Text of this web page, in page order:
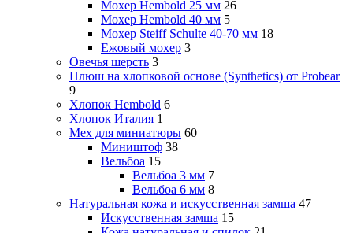
Мохер Hembold 25 мм 26
Мохер Hembold 40 мм 5
Мохер Steiff Schulte 40-70 мм 18
Ежовый мохер 3
Овечья шерсть 3
Плюш на хлопковой основе (Synthetics) от Probear
9
Хлопок Hembold 6
Хлопок Италия 1
Мех для миниатюры 60
Миништоф 38
Вельбоа 15
Вельбоа 3 мм 7
Вельбоа 6 мм 8
Натуральная кожа и искусственная замша 47
Искусственная замша 15